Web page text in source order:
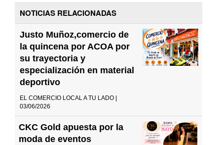
NOTICIAS RELACIONADAS
Justo Muñoz,comercio de
la quincena por ACOA por
su trayectoria y
especialización en material
deportivo
EL COMERCIO LOCAL A TU LADO |
03/06/2026
CKC Gold apuesta por la
moda de eventos